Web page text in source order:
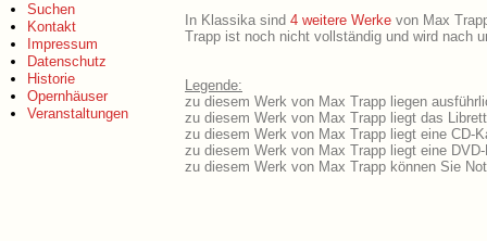
Suchen
Kontakt
Impressum
Datenschutz
Historie
Opernhäuser
Veranstaltungen
In Klassika sind 4 weitere Werke von Max
Trapp ist noch nicht vollständig und wird nach
Legende:
zu diesem Werk von Max Trapp liegen
zu diesem Werk von Max Trapp liegt das
zu diesem Werk von Max Trapp liegt eine CD-
zu diesem Werk von Max Trapp liegt eine
zu diesem Werk von Max Trapp können Sie